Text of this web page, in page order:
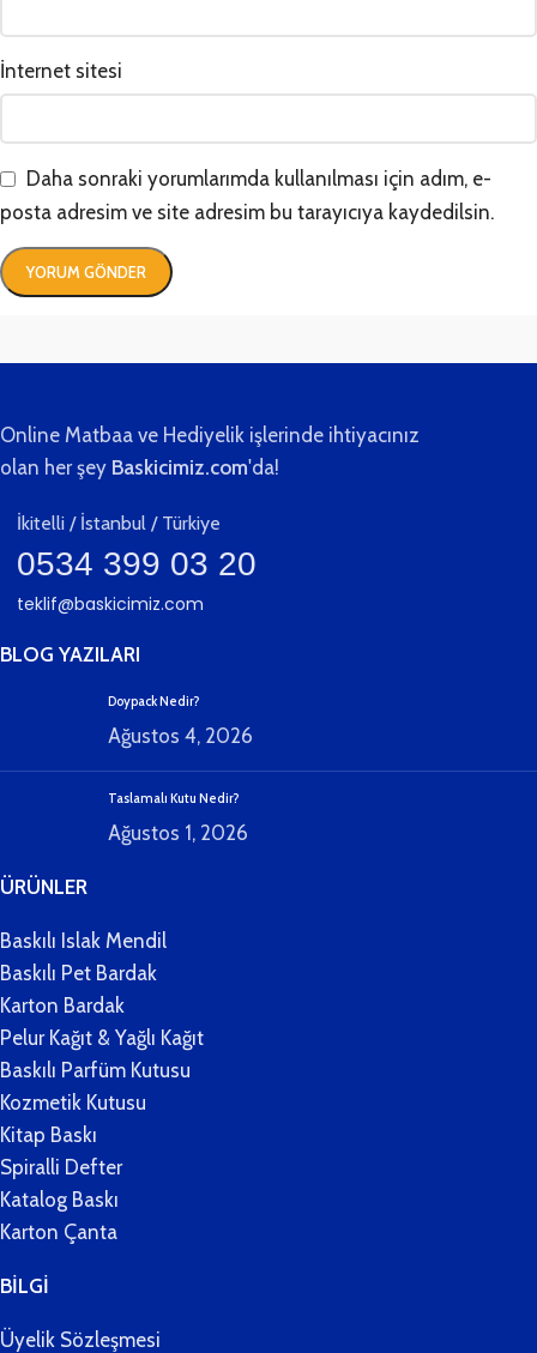
İnternet sitesi
Daha sonraki yorumlarımda kullanılması için adım, e-
posta adresim ve site adresim bu tarayıcıya kaydedilsin.
Online Matbaa ve Hediyelik işlerinde ihtiyacınız
olan her şey Baskicimiz.com'da!
İkitelli / İstanbul / Türkiye
0534 399 03 20
teklif@baskicimiz.com
BLOG YAZILARI
Doypack Nedir?
Ağustos 4, 2026
Taslamalı Kutu Nedir?
Ağustos 1, 2026
ÜRÜNLER
Baskılı Islak Mendil
Baskılı Pet Bardak
Karton Bardak
Pelur Kağıt & Yağlı Kağıt
Baskılı Parfüm Kutusu
Kozmetik Kutusu
Kitap Baskı
Spiralli Defter
Katalog Baskı
Karton Çanta
BİLGİ
Üyelik Sözleşmesi